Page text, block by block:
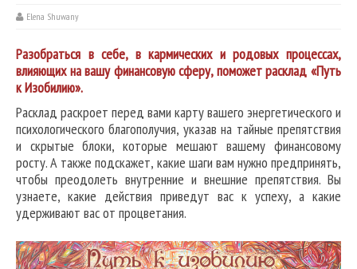
Elena Shuwany
Разобраться в себе, в кармических и родовых процессах,
влияющих на вашу финансовую сферу, поможет расклад «Путь
к Изобилию».
Расклад раскроет перед вами карту вашего энергетического и
психологического благополучия, указав на тайные препятствия
и скрытые блоки, которые мешают вашему финансовому
росту. А также подскажет, какие шаги вам нужно предпринять,
чтобы преодолеть внутренние и внешние препятствия. Вы
узнаете, какие действия приведут вас к успеху, а какие
удерживают вас от процветания.